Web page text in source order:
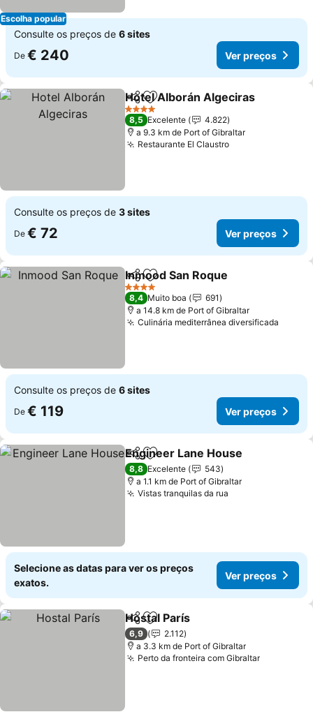
Escolha popular
Consulte os preços de 6 sites
De € 240 Ver preços
PartilharAdicionar aos favoritos
Hotel Alborán Algeciras
4 Estrelas
8,5 Excelente
4.822
a 9.3 km de Port of Gibraltar
Restaurante El ClaustroVer preços
Consulte os preços de 3 sites
De € 72 Ver preços
PartilharAdicionar aos favoritos
Inmood San Roque
4 Estrelas
8,4 Muito boa
691
a 14.8 km de Port of Gibraltar
Culinária mediterrânea diversificada
Consulte os preços de 6 sites
De € 119 Ver preços
PartilharAdicionar aos favoritos
Engineer Lane House
8,8 Excelente
543
a 1.1 km de Port of Gibraltar
Vistas tranquilas da rua
Selecione as datas para ver os preços
exatos.
Ver preços
PartilharAdicionar aos favoritos
Hostal París
6,9
2.112
a 3.3 km de Port of Gibraltar
Perto da fronteira com GibraltarVer